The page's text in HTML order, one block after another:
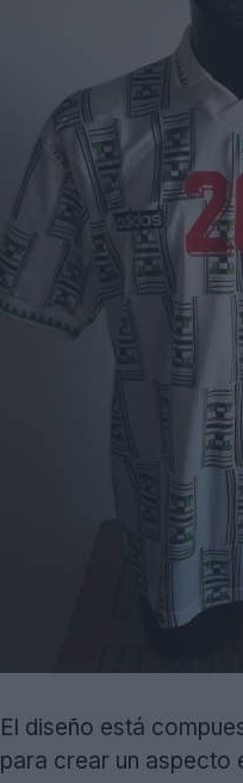
El diseño está
para crear un aspecto